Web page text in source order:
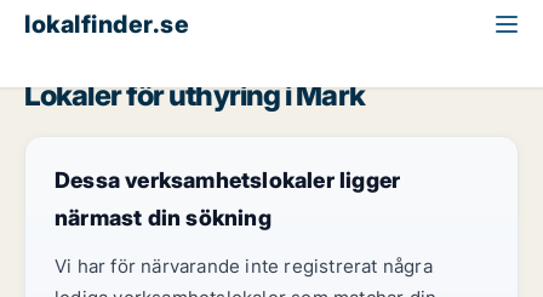
lokalfinder.se
Lokaler för uthyring i Mark
Dessa verksamhetslokaler ligger
närmast din sökning
Vi har för närvarande inte registrerat några